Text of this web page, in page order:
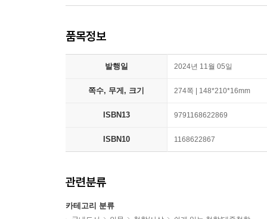
품목정보
발행일 2024년 11월 05일
쪽수, 무게, 크기 274쪽 | 148*210*16mm
ISBN13 9791168622869
ISBN10 1168622867
관련분류
카테고리 분류